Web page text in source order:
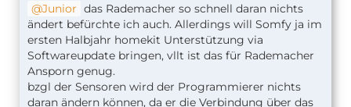
Junior das Rademacher so schnell daran nichts
ändert befürchte ich auch. Allerdings will Somfy ja im
ersten Halbjahr homekit Unterstützung via
Softwareupdate bringen, vllt ist das für Rademacher
Ansporn genug.
bzgl der Sensoren wird der Programmierer nichts
daran ändern können, da er die Verbindung über das